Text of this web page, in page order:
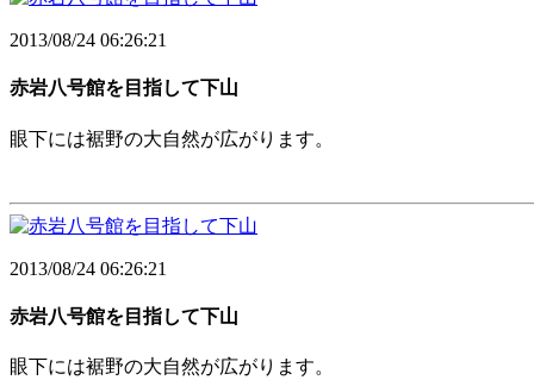
2013/08/24 06:26:21
赤岩八号館を目指して下山
眼下には裾野の大自然が広がります。
2013/08/24 06:26:21
赤岩八号館を目指して下山
眼下には裾野の大自然が広がります。